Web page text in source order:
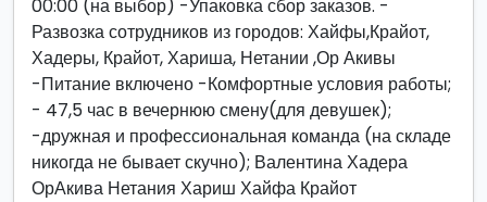
00:00 (на выбор) -Упаковка сбор заказов. -
Развозка сотрудников из городов: Хайфы,Крайот,
Хадеры, Крайот, Хариша, Нетании ,Ор Акивы
-Питание включено -Комфортные условия работы;
- 47,5 час в вечернюю смену(для девушек);
-дружная и профессиональная команда (на складе
никогда не бывает скучно); Валентина Хадера
ОрАкива Нетания Хариш Хайфа Крайот